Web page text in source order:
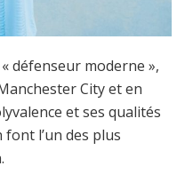
défenseur moderne »,
City et en
et ses qualités
l’un des plus